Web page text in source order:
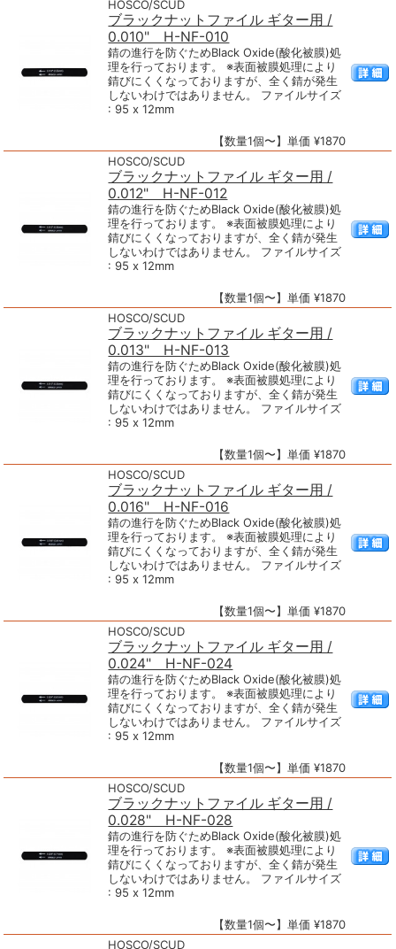
HOSCO/SCUD
ブラックナットファイル ギター用 /
0.010" H-NF-010
錆の進行を防ぐためBlack Oxide(酸化被膜)処
理を行っております。 ※表面被膜処理により
錆びにくくなっておりますが、全く錆が発生
しないわけではありません。 ファイルサイズ
: 95 x 12mm
【数量1個〜】単価 ¥1870
HOSCO/SCUD
ブラックナットファイル ギター用 /
0.012" H-NF-012
錆の進行を防ぐためBlack Oxide(酸化被膜)処
理を行っております。 ※表面被膜処理により
錆びにくくなっておりますが、全く錆が発生
しないわけではありません。 ファイルサイズ
: 95 x 12mm
【数量1個〜】単価 ¥1870
HOSCO/SCUD
ブラックナットファイル ギター用 /
0.013" H-NF-013
錆の進行を防ぐためBlack Oxide(酸化被膜)処
理を行っております。 ※表面被膜処理により
錆びにくくなっておりますが、全く錆が発生
しないわけではありません。 ファイルサイズ
: 95 x 12mm
【数量1個〜】単価 ¥1870
HOSCO/SCUD
ブラックナットファイル ギター用 /
0.016" H-NF-016
錆の進行を防ぐためBlack Oxide(酸化被膜)処
理を行っております。 ※表面被膜処理により
錆びにくくなっておりますが、全く錆が発生
しないわけではありません。 ファイルサイズ
: 95 x 12mm
【数量1個〜】単価 ¥1870
HOSCO/SCUD
ブラックナットファイル ギター用 /
0.024" H-NF-024
錆の進行を防ぐためBlack Oxide(酸化被膜)処
理を行っております。 ※表面被膜処理により
錆びにくくなっておりますが、全く錆が発生
しないわけではありません。 ファイルサイズ
: 95 x 12mm
【数量1個〜】単価 ¥1870
HOSCO/SCUD
ブラックナットファイル ギター用 /
0.028" H-NF-028
錆の進行を防ぐためBlack Oxide(酸化被膜)処
理を行っております。 ※表面被膜処理により
錆びにくくなっておりますが、全く錆が発生
しないわけではありません。 ファイルサイズ
: 95 x 12mm
【数量1個〜】単価 ¥1870
HOSCO/SCUD